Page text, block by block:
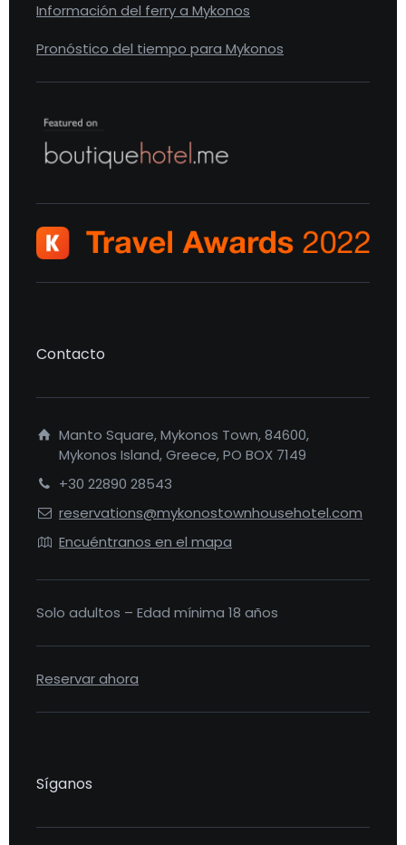
Información del ferry a Mykonos
Pronóstico del tiempo para Mykonos
Contacto
Manto Square, Mykonos Town, 84600,
Mykonos Island, Greece, PO BOX 7149
+30 22890 28543
reservations@mykonostownhousehotel.com
Encuéntranos en el mapa
Solo adultos – Edad mínima 18 años
Reservar ahora
Síganos